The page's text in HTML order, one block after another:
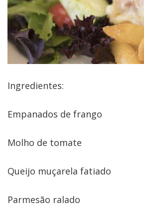
Ingredientes:
Empanados de frango
Molho de tomate
Queijo muçarela fatiado
Parmesão ralado